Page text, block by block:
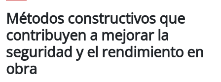
Métodos constructivos que
contribuyen a mejorar la
seguridad y el rendimiento en
obra